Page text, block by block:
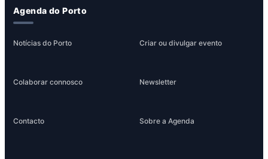
Agenda do Porto
Notícias do Porto Criar ou divulgar evento
Colaborar connosco Newsletter
Contacto Sobre a Agenda